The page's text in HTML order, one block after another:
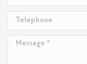
Telephone
Message *